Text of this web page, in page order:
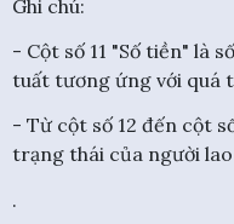
Ghi chú:
- Cột số 11 "Số tiền" là
tuất tương ứng với quá
- Từ cột số 12 đến cột
trạng thái của người
.